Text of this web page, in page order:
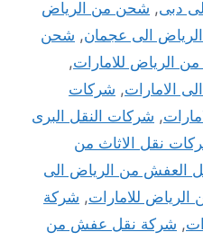
دبى, شحن من الرياض
الى عجمان, شحن
الرياض للامارات,
الامارات, شركات
, شركات النقل البرى
نقل الاثاث من
العفش من الرياض الى
للامارات, شركة
, شركة نقل عفش من